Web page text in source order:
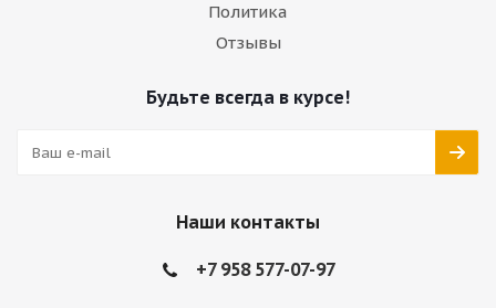
Политика
Отзывы
Будьте всегда в курсе!
Наши контакты
+7 958 577-07-97